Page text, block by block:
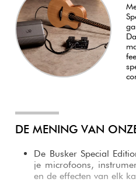
DE MENING VAN ONZE
De Busker Special
je microfoons,
en de effecten van elk